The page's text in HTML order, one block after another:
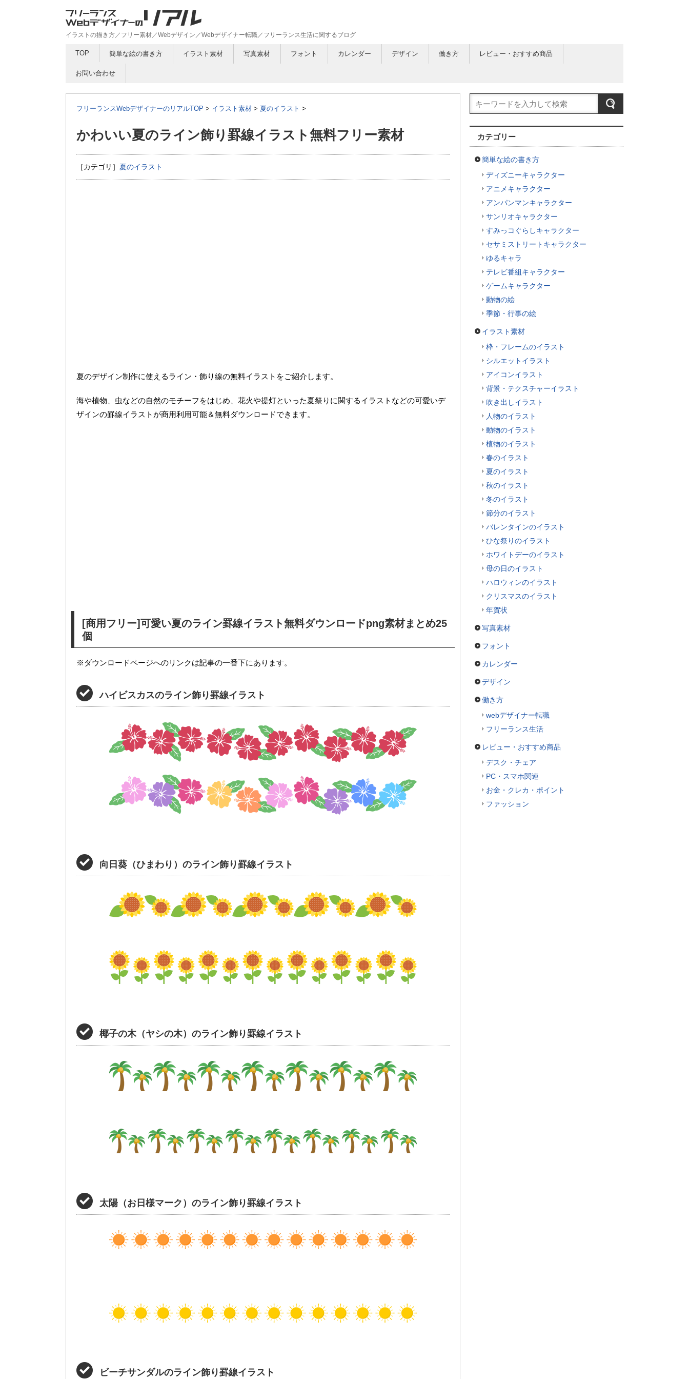
イラストの描き方／フリー素材／Webデザイン／Webデザイナー転職／フリーランス生活に関するブログ
TOP 簡単な絵の書き方 イラスト素材 写真素材 フォント カレンダー デザイン 働き方 レビュー・おすすめ商品
お問い合わせ
フリーランスWebデザイナーのリアルTOP > イラスト素材 > 夏のイラスト >
かわいい夏のライン飾り罫線イラスト無料フリー素材
［カテゴリ］ 夏のイラスト
夏のデザイン制作に使えるライン・飾り線の無料イラストをご紹介します。
海や植物、虫などの自然のモチーフをはじめ、花火や提灯といった夏祭りに関するイラストなどの可愛いデ
ザインの罫線イラストが商用利用可能＆無料ダウンロードできます。
[商用フリー]可愛い夏のライン罫線イラスト無料ダウンロードpng素材まとめ25
個
※ダウンロードページへのリンクは記事の一番下にあります。
ハイビスカスのライン飾り罫線イラスト
向日葵（ひまわり）のライン飾り罫線イラスト
椰子の木（ヤシの木）のライン飾り罫線イラスト
太陽（お日様マーク）のライン飾り罫線イラスト
ビーチサンダルのライン飾り罫線イラスト
カテゴリー
簡単な絵の書き方
ディズニーキャラクター
アニメキャラクター
アンパンマンキャラクター
サンリオキャラクター
すみっコぐらしキャラクター
セサミストリートキャラクター
ゆるキャラ
テレビ番組キャラクター
ゲームキャラクター
動物の絵
季節・行事の絵
イラスト素材
枠・フレームのイラスト
シルエットイラスト
アイコンイラスト
背景・テクスチャーイラスト
吹き出しイラスト
人物のイラスト
動物のイラスト
植物のイラスト
春のイラスト
夏のイラスト
秋のイラスト
冬のイラスト
節分のイラスト
バレンタインのイラスト
ひな祭りのイラスト
ホワイトデーのイラスト
母の日のイラスト
ハロウィンのイラスト
クリスマスのイラスト
年賀状
写真素材
フォント
カレンダー
デザイン
働き方
webデザイナー転職
フリーランス生活
レビュー・おすすめ商品
デスク・チェア
PC・スマホ関連
お金・クレカ・ポイント
ファッション